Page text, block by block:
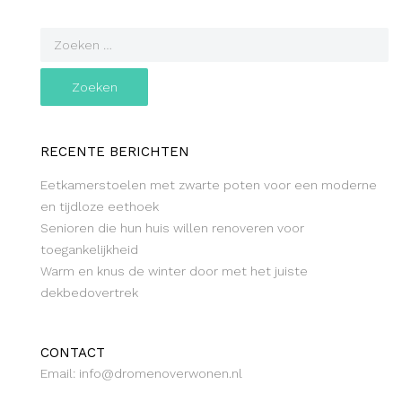
RECENTE BERICHTEN
Eetkamerstoelen met zwarte poten voor een moderne
en tijdloze eethoek
Senioren die hun huis willen renoveren voor
toegankelijkheid
Warm en knus de winter door met het juiste
dekbedovertrek
CONTACT
Email: info@dromenoverwonen.nl